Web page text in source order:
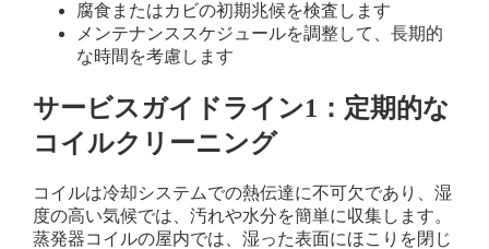
腐食またはカビの初期兆候を検査します
メンテナンススケジュールを調整して、長期的
な時間を考慮します
サービスガイドライン1：定期的な
コイルクリーニング
コイルは冷却システムでの熱伝達に不可欠であり、湿
度の高い気候では、汚れや水分を簡単に収集します。
蒸発器コイルの屋内では、湿った表面にほこりを閉じ